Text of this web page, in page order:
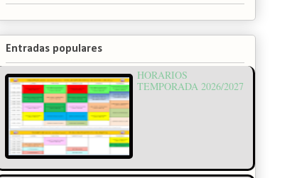
Entradas populares
HORARIOS
TEMPORADA 2026/2027